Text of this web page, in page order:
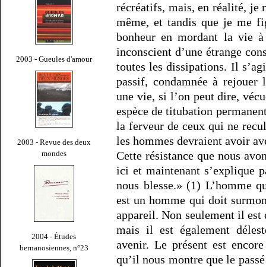
2003 - Gueules d'amour
2003 - Revue des deux
mondes
2004 - Études
bernanosiennes, n°23
récréatifs, mais, en réalité, je
même, et tandis que je me
bonheur en mordant la vie
inconscient d’une étrange
toutes les dissipations. Il
passif, condamnée à rejouer
une vie, si l’on peut dire,
espèce de titubation
la ferveur de ceux qui ne
les hommes devraient avoir
Cette résistance que nous
ici et maintenant s’explique
nous blesse.» (1) L’homme
est un homme qui doit
appareil. Non seulement il est
mais il est également
avenir. Le présent est
qu’il nous montre que le